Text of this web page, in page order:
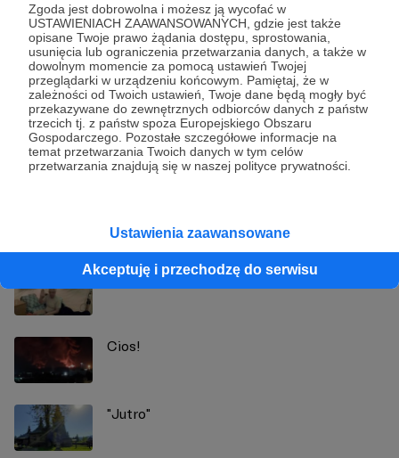
Zgoda jest dobrowolna i możesz ją wycofać w
USTAWIENIACH ZAAWANSOWANYCH, gdzie jest także
opisane Twoje prawo żądania dostępu, sprostowania,
usunięcia lub ograniczenia przetwarzania danych, a także w
dowolnym momencie za pomocą ustawień Twojej
przeglądarki w urządzeniu końcowym. Pamiętaj, że w
zależności od Twoich ustawień, Twoje dane będą mogły być
przekazywane do zewnętrznych odbiorców danych z państw
trzecich tj. z państw spoza Europejskiego Obszaru
Gospodarczego. Pozostałe szczegółowe informacje na
temat przetwarzania Twoich danych w tym celów
przetwarzania znajdują się w naszej polityce prywatności.
Ustawienia zaawansowane
Akceptuję i przechodzę do serwisu
Marcin Ogdowski
Zobacz profil autora
Zobacz również
Słodko-gorzki
Cios!
"Jutro"